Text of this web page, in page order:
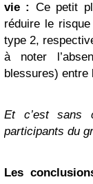
vie : Ce petit
réduire le
type 2,
à noter
blessures) entre
Et c’est sans
participants du
Les